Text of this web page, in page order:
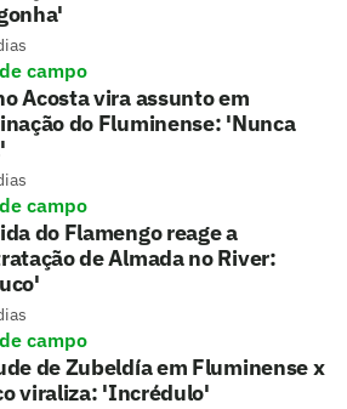
campo
Acosta vira assunto em
do Fluminense: 'Nunca
campo
do Flamengo reage a
de Almada no River:
campo
de Zubeldía em Fluminense x
viraliza: 'Incrédulo'